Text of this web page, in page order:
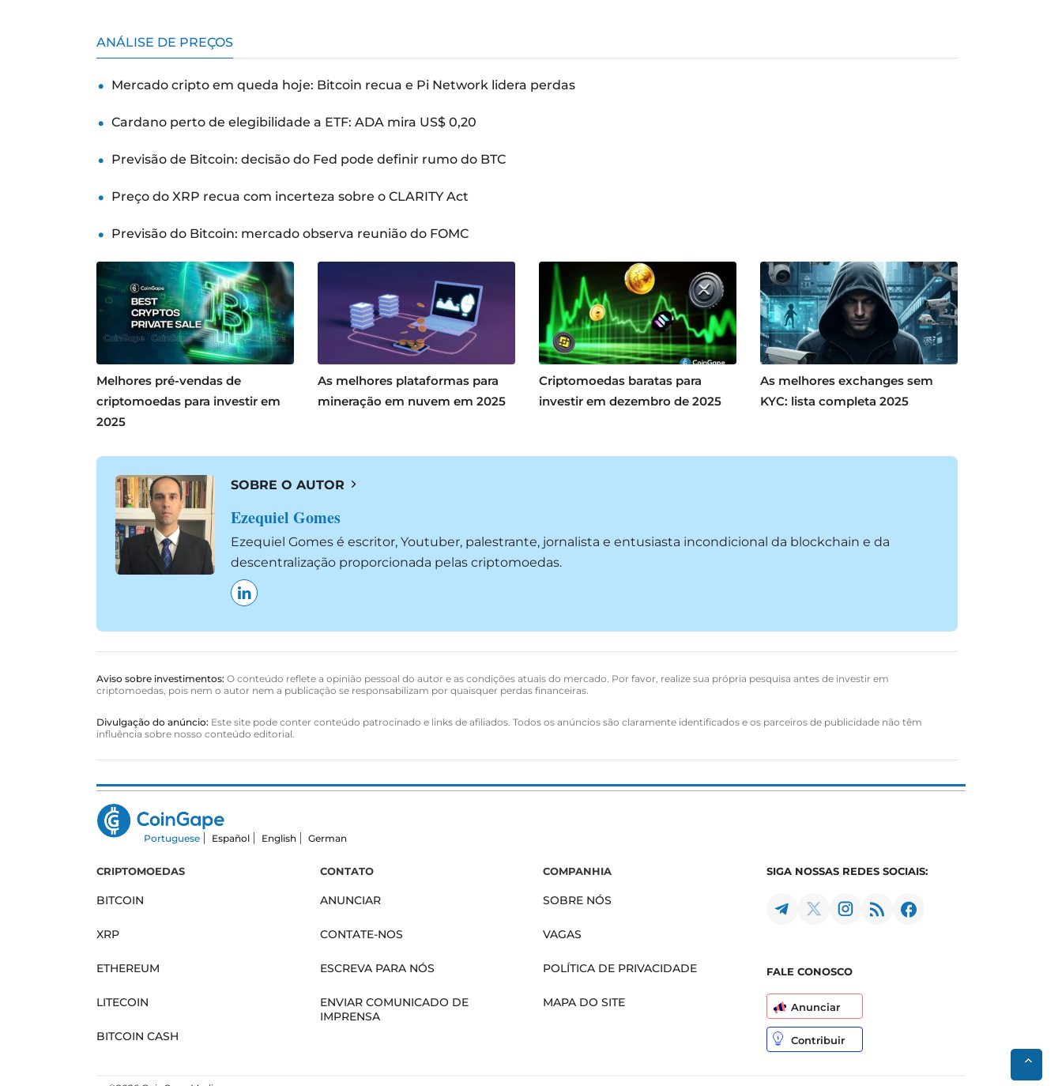
ANÁLISE DE PREÇOS
Mercado cripto em queda hoje: Bitcoin recua e Pi Network lidera perdas
Cardano perto de elegibilidade a ETF: ADA mira US$ 0,20
Previsão de Bitcoin: decisão do Fed pode definir rumo do BTC
Preço do XRP recua com incerteza sobre o CLARITY Act
Previsão do Bitcoin: mercado observa reunião do FOMC
Melhores pré-vendas de
criptomoedas para investir em
2025
As melhores plataformas para
mineração em nuvem em 2025
Criptomoedas baratas para
investir em dezembro de 2025
As melhores exchanges sem
KYC: lista completa 2025
SOBRE O AUTOR
Ezequiel Gomes
Ezequiel Gomes é escritor, Youtuber, palestrante, jornalista e entusiasta incondicional da blockchain e da
descentralização proporcionada pelas criptomoedas.
Aviso sobre investimentos: O conteúdo reflete a opinião pessoal do autor e as condições atuais do mercado. Por favor, realize sua própria pesquisa antes de investir em
criptomoedas, pois nem o autor nem a publicação se responsabilizam por quaisquer perdas financeiras.
Divulgação do anúncio: Este site pode conter conteúdo patrocinado e links de afiliados. Todos os anúncios são claramente identificados e os parceiros de publicidade não têm
influência sobre nosso conteúdo editorial.
Portuguese Español English German
CRIPTOMOEDAS
BITCOIN
XRP
ETHEREUM
LITECOIN
BITCOIN CASH
CONTATO
ANUNCIAR
CONTATE-NOS
ESCREVA PARA NÓS
ENVIAR COMUNICADO DE
IMPRENSA
COMPANHIA
SOBRE NÓS
VAGAS
POLÍTICA DE PRIVACIDADE
MAPA DO SITE
SIGA NOSSAS REDES SOCIAIS:
FALE CONOSCO
Anunciar
Contribuir